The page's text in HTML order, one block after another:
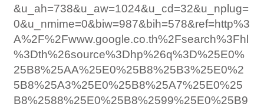
&u_ah=738&u_aw=1024&u_cd=32&u_nplug=
0&u_nmime=0&biw=987&bih=578&ref=http%3
A%2F%2Fwww.google.co.th%2Fsearch%3Fhl
%3Dth%26source%3Dhp%26q%3D%25E0%
25B8%25AA%25E0%25B8%25B3%25E0%2
5B8%25A3%25E0%25B8%25A7%25E0%25
B8%2588%25E0%25B8%2599%25E0%25B9